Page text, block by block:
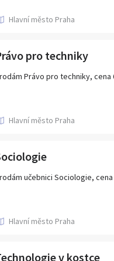
Jihomoravský kraj
Liberecký kraj
Olomoucký kraj
Hlavní město Praha
pro techniky
Právo pro techniky, cena
Hlavní město Praha
učebnici Sociologie, cena
Hlavní město Praha
v kostce